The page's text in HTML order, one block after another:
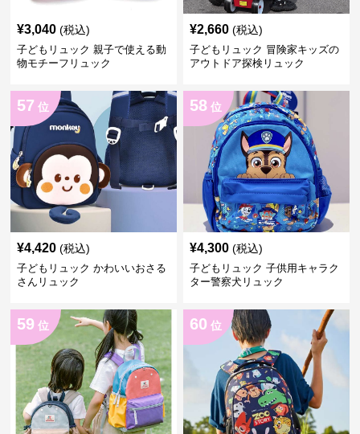
¥3,040 (税込)
子どもリュック 親子で使える動
物モチーフリュック
¥2,660 (税込)
子どもリュック 冒険家キッズの
アウトドア探検リュック
57 位
¥4,420 (税込)
子どもリュック かわいいおさる
さんリュック
58 位
¥4,300 (税込)
子どもリュック 子供用キャラク
ター警察犬リュック
59 位 60 位